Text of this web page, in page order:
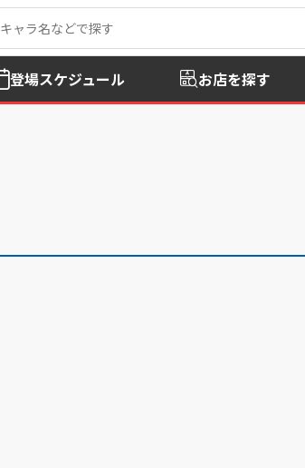
登場スケジュール お店を探す